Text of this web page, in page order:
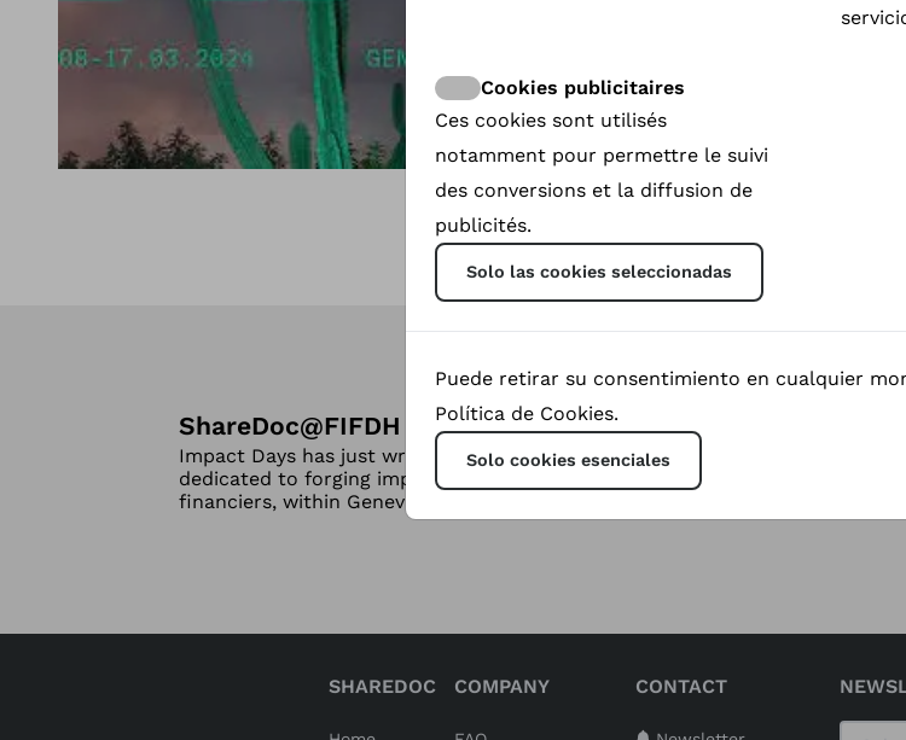
ShareDoc@FIFDH 2024
Impact Days has just wrapped up! ShareDoc team was here for the second
dedicated to forging impactful connections between filmmakers and
financiers, within Geneva's global network and beyond, has concluded its
SHAREDOC COMPANY CONTACT
Cookies publicitaires
Ces cookies sont utilisés
notamment pour permettre le suivi
des conversions et la diffusion de
publicités.
Solo las cookies seleccionadas
Puede retirar su consentimiento en cualquier
Política de Cookies.
Solo cookies esenciales